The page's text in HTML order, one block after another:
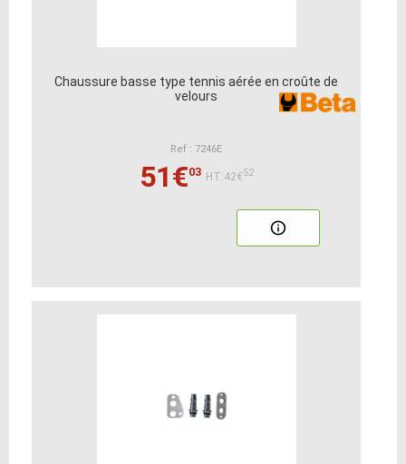
Chaussure basse type tennis aérée en croûte de
velours
Ref : 7246E
51€03 HT:42€52